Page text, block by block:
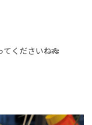
てくださいね🎋